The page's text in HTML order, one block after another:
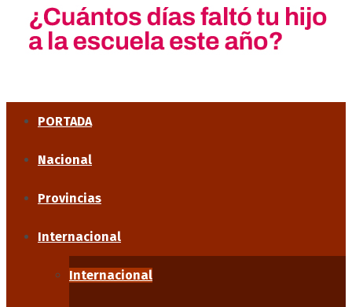
PORTADA
Nacional
Provincias
Internacional
Internacional